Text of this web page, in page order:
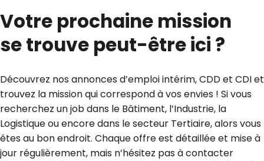
Votre prochaine mission
se trouve peut-être ici ?
Découvrez nos annonces d’emploi intérim, CDD et CDI et
trouvez la mission qui correspond à vos envies ! Si vous
recherchez un job dans le Bâtiment, l’Industrie, la
Logistique ou encore dans le secteur Tertiaire, alors vous
êtes au bon endroit. Chaque offre est détaillée et mise à
jour régulièrement, mais n’hésitez pas à contacter